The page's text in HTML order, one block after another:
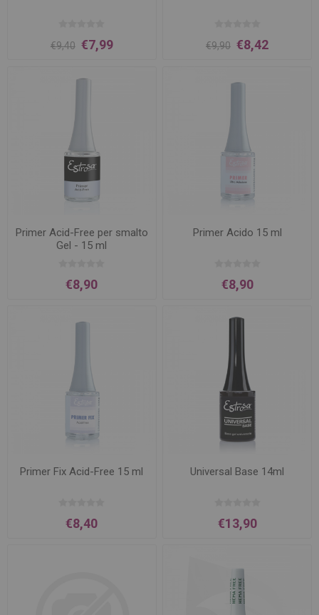
€9,40 €7,99 €9,90 €8,42
Primer Acid-Free per smalto
Gel - 15 ml
€8,90
Primer Acido 15 ml
€8,90
Primer Fix Acid-Free 15 ml
€8,40
Universal Base 14ml
€13,90